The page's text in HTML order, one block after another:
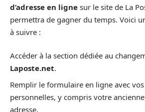
d’adresse en ligne sur le site de La
permettra de gagner du temps. Voici
à suivre :
Accéder à la section dédiée au
Laposte.net.
Remplir le formulaire en ligne avec
personnelles, y compris votre
adresse.